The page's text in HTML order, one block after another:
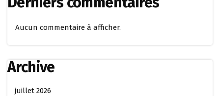
Aucun commentaire à afficher.
Archive
juillet 2026